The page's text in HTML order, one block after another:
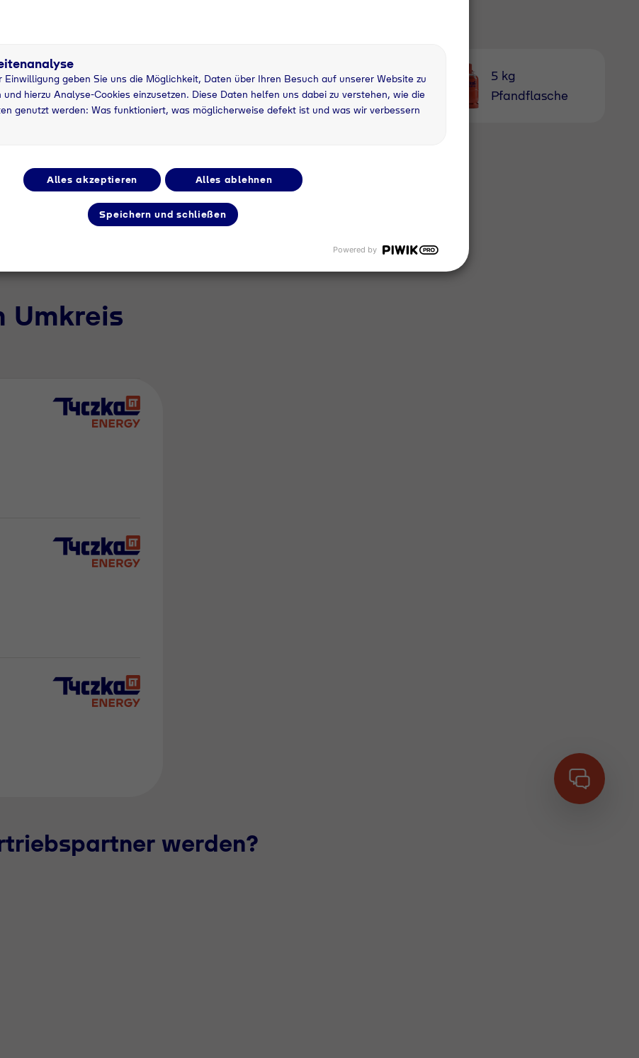
33 kg
Pfandflasche
5 kg Nutzung
grau
5 kg
Pfandflasche
2,4m³
Umkreis
werden?
Einwilligung geben Sie uns die Möglichkeit, Daten über Ihren Besuch auf unserer Website zu
und hierzu Analyse-Cookies einzusetzen. Diese Daten helfen uns dabei zu verstehen, wie die
genutzt werden: Was funktioniert, was möglicherweise defekt ist und was wir verbessern
Alles akzeptieren Alles ablehnen
Speichern und schließen
Powered by